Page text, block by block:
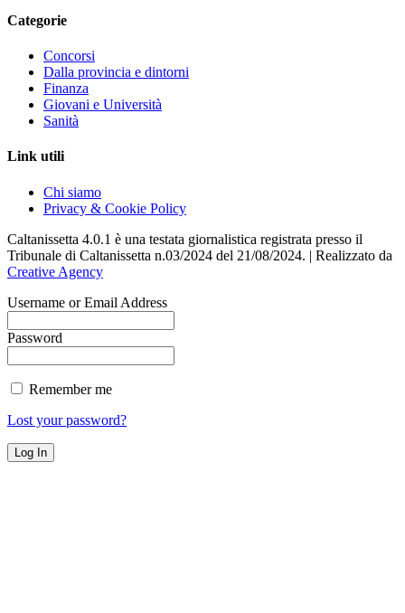
Categorie
Concorsi
Dalla provincia e dintorni
Finanza
Giovani e Università
Sanità
Link utili
Chi siamo
Privacy & Cookie Policy
Caltanissetta 4.0.1 è una testata giornalistica registrata presso il
Tribunale di Caltanissetta n.03/2024 del 21/08/2024. | Realizzato da
Creative Agency
Username or Email Address
Password
Remember me
Lost your password?